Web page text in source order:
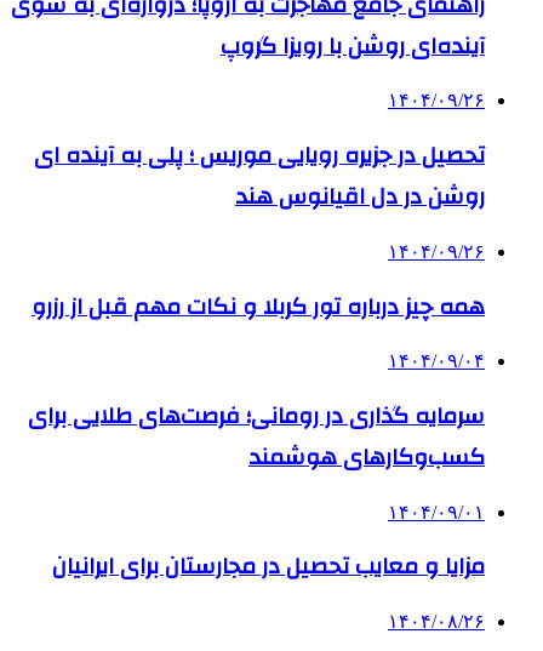
آینده‌ای روشن با رویزا گروپ
۱۴۰۴/۰۹/۲۶
تحصیل در جزیره رویایی موریس ؛ پلی به آینده ‌ای
روشن در دل اقیانوس ‌هند
۱۴۰۴/۰۹/۲۶
همه چیز درباره تور کربلا و نکات مهم قبل از رزرو
۱۴۰۴/۰۹/۰۴
سرمایه گذاری در رومانی؛ فرصت‌های طلایی برای
کسب‌وکارهای هوشمند
۱۴۰۴/۰۹/۰۱
مزایا و معایب تحصیل در مجارستان برای ایرانیان
۱۴۰۴/۰۸/۲۶